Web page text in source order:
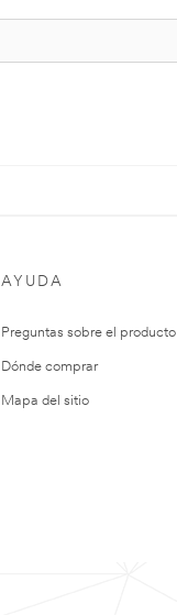
AYUDA
Preguntas sobre el producto
Dónde comprar
Mapa del sitio